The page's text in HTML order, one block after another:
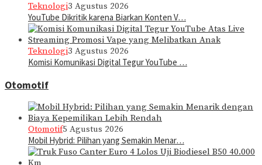
Teknologi3 Agustus 2026
YouTube Dikritik karena Biarkan Konten V…
Teknologi3 Agustus 2026
Komisi Komunikasi Digital Tegur YouTube …
Otomotif
Otomotif5 Agustus 2026
Mobil Hybrid: Pilihan yang Semakin Menar…